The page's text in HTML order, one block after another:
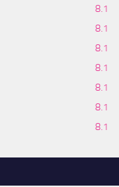
8.1
8.1
8.1
8.1
8.1
8.1
8.1